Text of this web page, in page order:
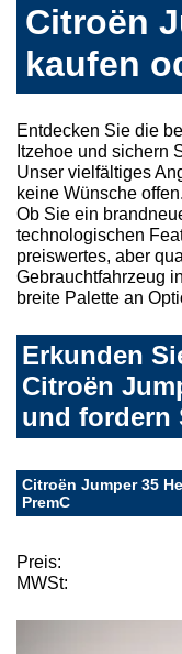
Citroën
kaufen
Entdecken Sie die
Itzehoe und sichern
Unser vielfältiges
keine Wünsche offen.
Ob Sie ein
technologischen
preiswertes, aber
Gebrauchtfahrzeug
breite Palette an
Erkunden
Citroën
und fordern
Citroën Jumper 35
PremC
Preis:
MWSt: